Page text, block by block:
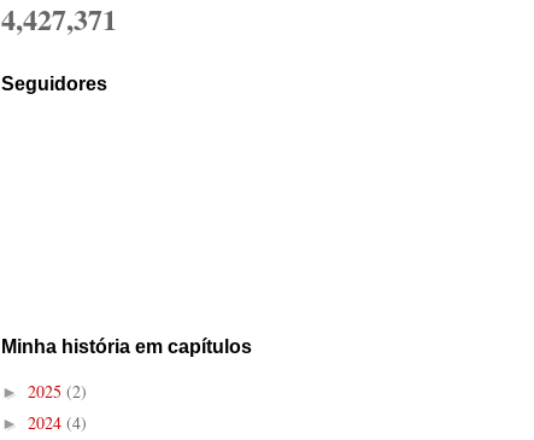
4,427,371
Seguidores
Minha história em capítulos
► 2025 (2)
► 2024 (4)